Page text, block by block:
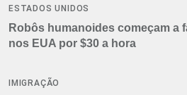
ESTADOS UNIDOS
Robôs humanoides começam a
nos EUA por $30 a hora
IMIGRAÇÃO